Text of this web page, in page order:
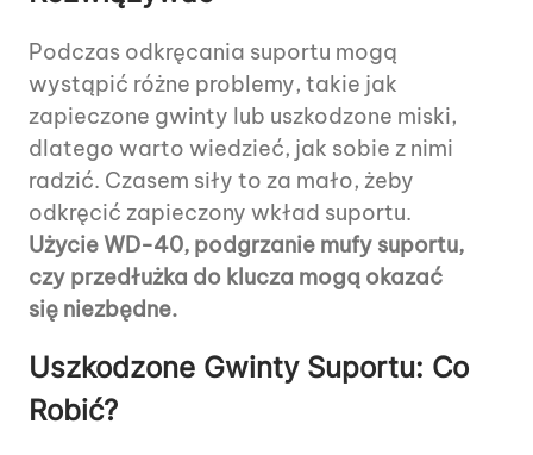
Podczas odkręcania suportu mogą
wystąpić różne problemy, takie jak
zapieczone gwinty lub uszkodzone miski,
dlatego warto wiedzieć, jak sobie z nimi
radzić. Czasem siły to za mało, żeby
odkręcić zapieczony wkład suportu.
Użycie WD-40, podgrzanie mufy suportu,
czy przedłużka do klucza mogą okazać
się niezbędne.
Uszkodzone Gwinty Suportu: Co
Robić?